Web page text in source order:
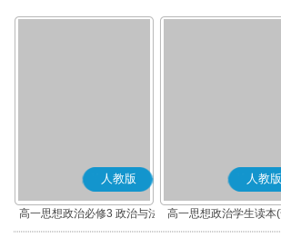
人教版
高一思想政治必修3 政治与法
治(部编版)
人教版
高一思想政治学生读本(
版)